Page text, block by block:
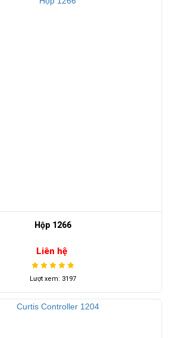
Hộp 1266
Liên hệ
Lượt xem: 3197